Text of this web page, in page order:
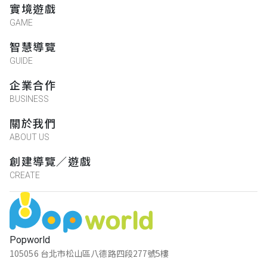
Popworld
105056 台北市松山區八德路四段277號5樓
實境遊戲
GAME
智慧導覽
GUIDE
企業合作
BUSINESS
關於我們
ABOUT US
創建導覽／遊戲
CREATE